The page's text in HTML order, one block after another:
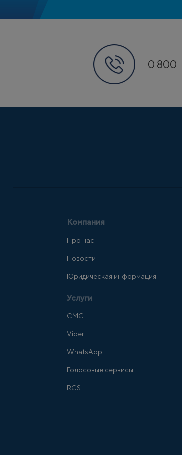
0 800
Компания
Про нас
Новости
Юридическая информация
Услуги
СМС
Viber
WhatsApp
Голосовые сервисы
RCS